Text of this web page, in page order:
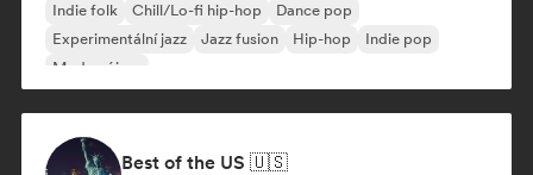
Indie folk Chill/Lo-fi hip-hop
Dance pop
Experimentální jazz
Jazz fusion Hip-hop
Indie pop
Moderní jazz
Best of the US 🇺🇸